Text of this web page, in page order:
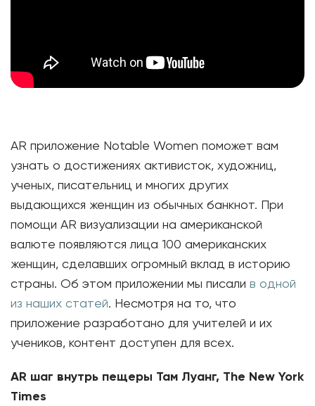
AR приложение Notable Women поможет вам
узнать о достижениях активисток, художниц,
ученых, писательниц и многих других
выдающихся женщин из обычных банкнот. При
помощи AR визуализации на американской
валюте появляются лица 100 американских
женщин, сделавших огромный вклад в историю
страны. Об этом приложении мы писали в одной
из наших статей. Несмотря на то, что
приложение разработано для учителей и их
учеников, контент доступен для всех.
AR шаг внутрь пещеры Там Луанг, The New York
Times